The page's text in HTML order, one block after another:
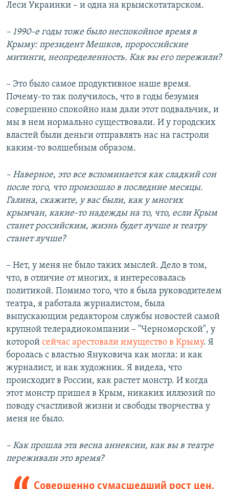
Леси Украинки – и одна на крымскотатарском.
– 1990-е годы тоже было неспокойное время в
Крыму: президент Мешков, пророссийские
митинги, неопределенность. Как вы его пережили?
– Это было самое продуктивное наше время.
Почему-то так получилось, что в годы безумия
совершенно спокойно нам дали этот подвальчик, и
мы в нем нормально существовали. И у городских
властей были деньги отправлять нас на гастроли
каким-то волшебным образом.
– Наверное, это все вспоминается как сладкий сон
после того, что произошло в последние месяцы.
Галина, скажите, у вас были, как у многих
крымчан, какие-то надежды на то, что, если Крым
станет российским, жизнь будет лучше и театру
станет лучше?
– Нет, у меня не было таких мыслей. Дело в том,
что, в отличие от многих, я интересовалась
политикой. Помимо того, что я была руководителем
театра, я работала журналистом, была
выпускающим редактором службы новостей самой
крупной телерадиокомпании – "Черноморской", у
которой сейчас арестовали имущество в Крыму. Я
боролась с властью Януковича как могла: и как
журналист, и как художник. Я видела, что
происходит в России, как растет монстр. И когда
этот монстр пришел в Крым, никаких иллюзий по
поводу счастливой жизни и свободы творчества у
меня не было.
– Как прошла эта весна аннексии, как вы в театре
переживали это время?
Совершенно сумасшедший рост цен,